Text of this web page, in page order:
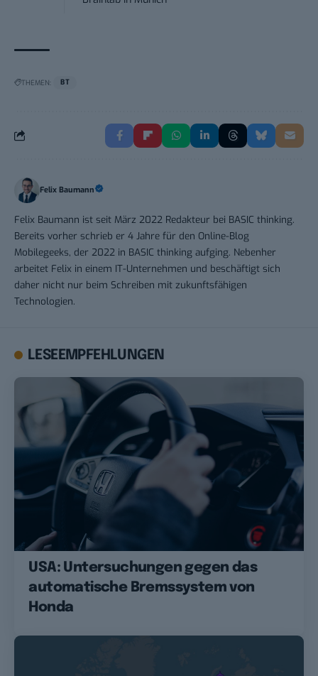
THEMEN: BT
Felix Baumann
Felix Baumann ist seit März 2022 Redakteur bei BASIC thinking.
Bereits vorher schrieb er 4 Jahre für den Online-Blog
Mobilegeeks, der 2022 in BASIC thinking aufging. Nebenher
arbeitet Felix in einem IT-Unternehmen und beschäftigt sich
daher nicht nur beim Schreiben mit zukunftsfähigen
Technologien.
LESEEMPFEHLUNGEN
USA: Untersuchungen gegen das
automatische Bremssystem von
Honda